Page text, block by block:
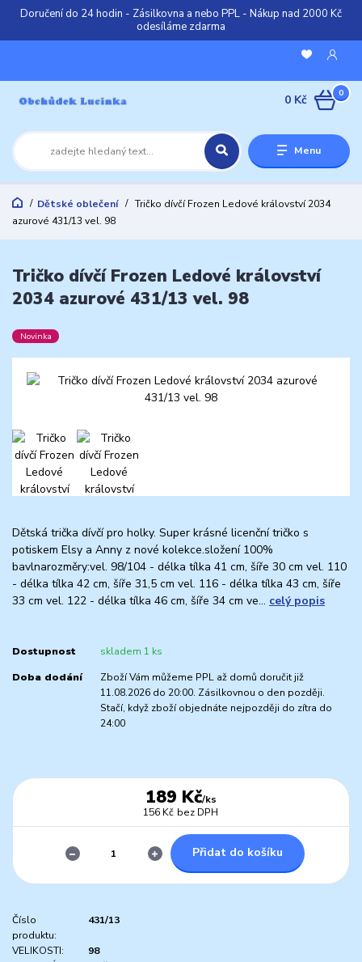
Doručení do 24 hodin - Zásilkovna a nebo PPL - Nákup nad 2000 Kč
odesíláme zdarma
Menu
0
0 Kč
Dětské oblečení
Tričko dívčí Frozen Ledové království 2034
azurové 431/13 vel. 98
Tričko dívčí Frozen Ledové království
2034 azurové 431/13 vel. 98
Novinka
Dětská trička dívčí pro holky. Super krásné licenční tričko s
potiskem Elsy a Anny z nové kolekce.složení 100%
bavlnarozměry:vel. 98/104 - délka tílka 41 cm, šíře 30 cm vel. 110
- délka tílka 42 cm, šíře 31,5 cm vel. 116 - délka tílka 43 cm, šíře
33 cm vel. 122 - délka tílka 46 cm, šíře 34 cm ve... celý popis
Dostupnost skladem 1 ks
Doba dodání
Zboží Vám můžeme PPL až domů doručit již
11.08.2026 do 20:00. Zásilkovnou o den později.
Stačí, když zboží objednáte nejpozději do zítra do
24:00
189 Kč/ks
156 Kč bez DPH
Přidat do košíku
Číslo
produktu:
431/13
VELIKOSTI:
98